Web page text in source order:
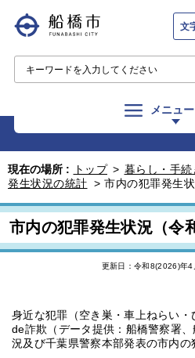
文
メニュ
現在の場所 : トップ > 暮らし・手続
発生状況の統計 > 市内の犯罪発生
市内の犯罪発生状況（令
更新日：令和8(2026)年4
身近な犯罪（空き巣・車上ねらい
de詐欺（データ提供：船橋警察署
況及び千葉県警察本部発表の市内の